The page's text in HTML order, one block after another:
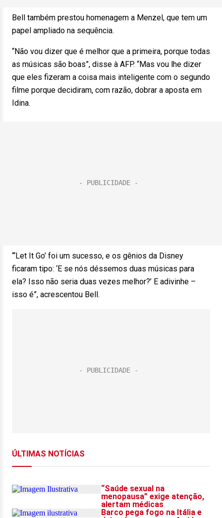
Bell também prestou homenagem a Menzel, que tem um
papel ampliado na sequência.
“Não vou dizer que é melhor que a primeira, porque todas
as músicas são boas”, disse à AFP. “Mas vou lhe dizer
que eles fizeram a coisa mais inteligente com o segundo
filme porque decidiram, com razão, dobrar a aposta em
Idina.
“‘Let It Go’ foi um sucesso, e os gênios da Disney
ficaram tipo: ‘E se nós déssemos duas músicas para
ela? Isso não seria duas vezes melhor?’ E adivinhe –
isso é”, acrescentou Bell.